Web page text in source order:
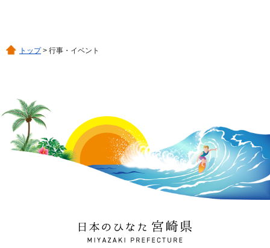
トップ> 行事・イベント
日本のひなた 宮崎県
MIYAZAKI PREFECTURE